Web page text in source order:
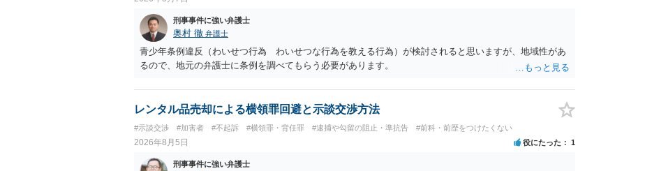
刑事事件に強い弁護士
奥村 徹 弁護士
青少年条例違反（わいせつ行為 わいせつな行為を教える行為）が検討されると思いますが、地域性があ
るので、地元の弁護士に条例を調べてもらう必要があります。
レンタル品売却による横領罪回避と示談交渉方法
#示談交渉 #加害者 #不起訴 #横領罪・背任罪 #逮捕や勾留の阻止・準抗告 #前科・前歴をつけたくない
2026年8月5日 役にたった 1
刑事事件に強い弁護士